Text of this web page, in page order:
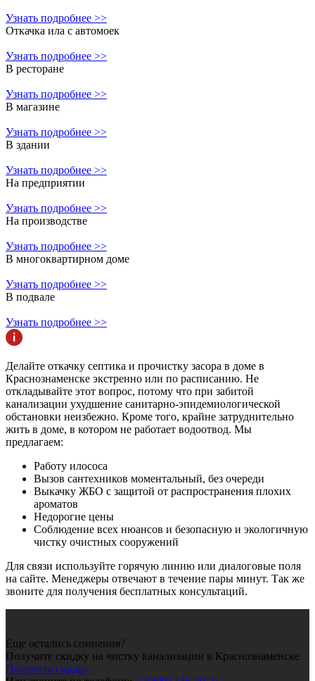
Узнать подробнее >>
Откачка ила с автомоек
Узнать подробнее >>
В ресторане
Узнать подробнее >>
В магазине
Узнать подробнее >>
В здании
Узнать подробнее >>
На предприятии
Узнать подробнее >>
На производстве
Узнать подробнее >>
В многоквартирном доме
Узнать подробнее >>
В подвале
Узнать подробнее >>
Делайте откачку септика и прочистку засора в доме в
Краснознаменске экстренно или по расписанию. Не
откладывайте этот вопрос, потому что при забитой
канализации ухудшение санитарно-эпидемиологической
обстановки неизбежно. Кроме того, крайне затруднительно
жить в доме, в котором не работает водоотвод. Мы
предлагаем:
Работу илососа
Вызов сантехников моментальный, без очереди
Выкачку ЖБО с защитой от распространения плохих
ароматов
Недорогие цены
Соблюдение всех нюансов и безопасную и экологичную
чистку очистных сооружений
Для связи используйте горячую линию или диалоговые поля
на сайте. Менеджеры отвечают в течение пары минут. Так же
звоните для получения бесплатных консультаций.
Еще остались сомнения?
Получите скидку на чистку канализации в Краснознаменске
Получить скидку